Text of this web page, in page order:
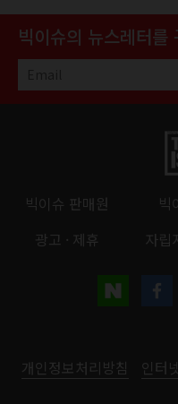
빅이슈의 뉴스레터를
빅이슈 판매원 빅
광고 · 제휴
자립
개인정보처리방침 인터